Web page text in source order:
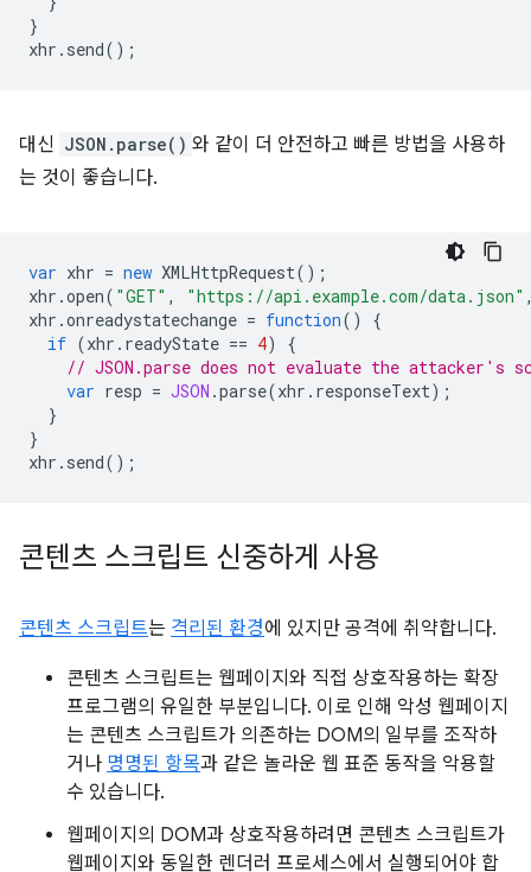
}
xhr . send();
대신 JSON.parse() 와 같이 더 안전하고 빠른 방법을 사용하
는 것이 좋습니다.
var xhr = new XMLHttpRequest();
xhr .open( "GET" , "https://api.example.com/data.json"
xhr .onreadystatechange = function()
{
if (xhr . readyState == 4)
{
// JSON.parse does not evaluate the attacker's
var resp = JSON .parse(xhr . responseText);
}
}
xhr . send();
콘텐츠 스크립트 신중하게 사용
콘텐츠 스크립트는 격리된 환경에 있지만 공격에 취약합니다.
콘텐츠 스크립트는 웹페이지와 직접 상호작용하는 확장
프로그램의 유일한 부분입니다. 이로 인해 악성 웹페이지
는 콘텐츠 스크립트가 의존하는 DOM의 일부를 조작하
거나 명명된 항목과 같은 놀라운 웹 표준 동작을 악용할
수 있습니다.
웹페이지의 DOM과 상호작용하려면 콘텐츠 스크립트가
웹페이지와 동일한 렌더러 프로세스에서 실행되어야 합